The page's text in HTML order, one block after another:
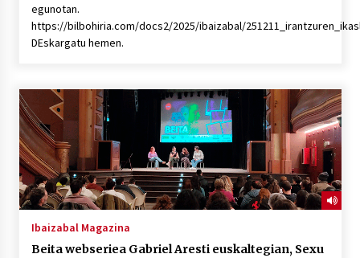
egunotan.
https://bilbohiria.com/docs2/2025/ibaizabal/
DEskargatu hemen.
Ibaizabal Magazina
Beita webseriea Gabriel Aresti euskaltegian, Sexu